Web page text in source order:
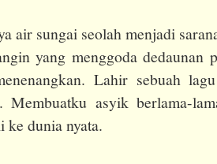
air sungai seolah menjadi
yang menggoda dedaunan
Lahir sebuah
Membuatku asyik berlama-
ke dunia nyata.